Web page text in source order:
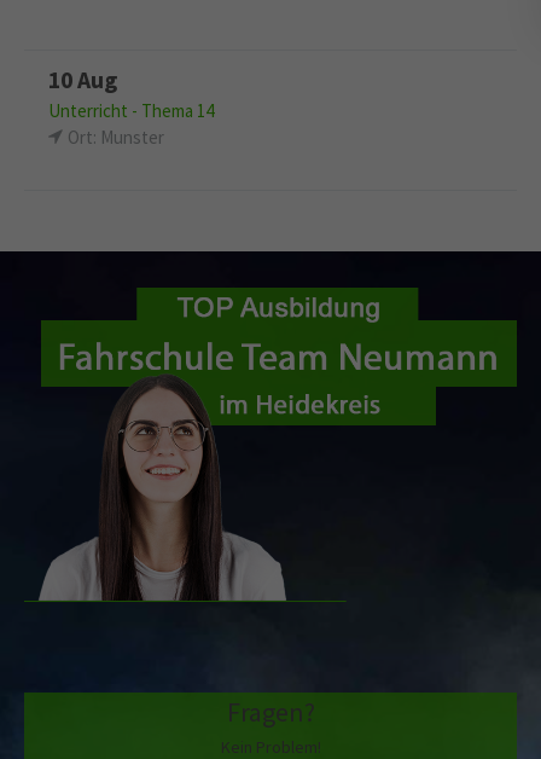
10 Aug
Unterricht - Thema 14
Ort: Munster
Fragen?
Kein Problem!